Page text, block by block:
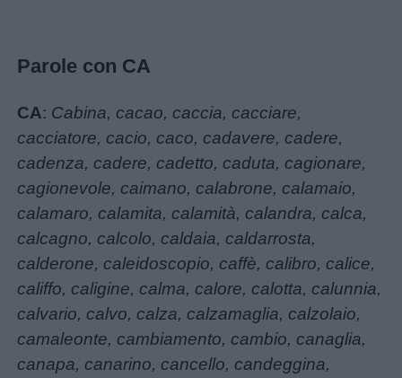
colorare
Storie
per
bambini
Feste
e
giornate
Filastrocche
Giochi
Parole con CA
CA: Cabina, cacao, caccia, cacciare,
cacciatore, cacio, caco, cadavere, cadere,
cadenza, cadere, cadetto, caduta, cagionare,
cagionevole, caimano, calabrone, calamaio,
calamaro, calamita, calamità, calandra, calca,
calcagno, calcolo, caldaia, caldarrosta,
calderone, caleidoscopio, caffè, calibro, calice,
califfo, caligine, calma, calore, calotta, calunnia,
calvario, calvo, calza, calzamaglia, calzolaio,
camaleonte, cambiamento, cambio, canaglia,
canapa, canarino, cancello, candeggina,